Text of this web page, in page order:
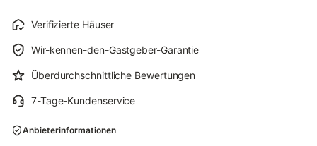
Verifizierte Häuser
Wir-kennen-den-Gastgeber-Garantie
Überdurchschnittliche Bewertungen
7-Tage-Kundenservice
Anbieterinformationen